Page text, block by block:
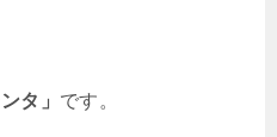
タ」 です。